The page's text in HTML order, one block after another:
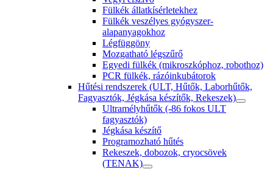
Fülkék állatkísérletekhez
Fülkék veszélyes gyógyszer-
alapanyagokhoz
Légfüggöny
Mozgatható légszűrő
Egyedi fülkék (mikroszkóphoz, robothoz)
PCR fülkék, rázóinkubátorok
Hűtési rendszerek (ULT, Hűtők, Laborhűtők,
Fagyasztók, Jégkása készítők, Rekeszek)
Ultramélyhűtők (-86 fokos ULT
fagyasztók)
Jégkása készítő
Programozható hűtés
Rekeszek, dobozok, cryocsövek
(TENAK)